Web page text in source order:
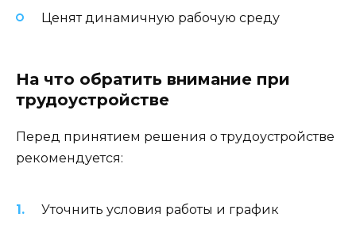
Ценят динамичную рабочую среду
На что обратить внимание при
трудоустройстве
Перед принятием решения о трудоустройстве
рекомендуется:
Уточнить условия работы и график